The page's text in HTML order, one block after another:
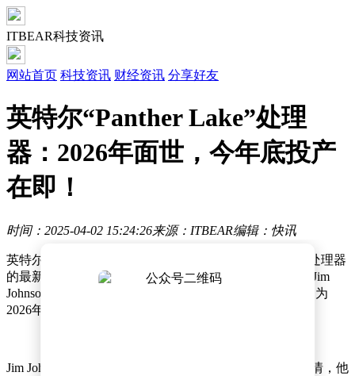
ITBEAR科技资讯
网站首页 科技资讯 财经资讯 分享好友
英特尔“Panther Lake”处理
器：2026年面世，今年底投产
在即！
时间：2025-04-02 15:24:26来源：ITBEAR编辑：快讯
英特尔近日在Vision 2025活动中透露了其下一代客户端处理器
的最新动向。据英特尔高级副总裁、CCG事业群掌舵人Jim
Johnson介绍，备受期待的“Panther Lake”处理器已被规划为
2026年的核心产品。
Jim Johnson在个人演讲中难掩对“Panther Lake”的激动之情，他